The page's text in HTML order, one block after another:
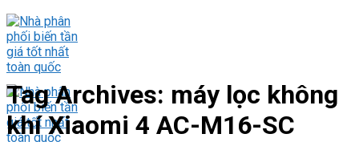
Skip
to
content
Tag Archives: máy lọc không
khí Xiaomi 4 AC-M16-SC